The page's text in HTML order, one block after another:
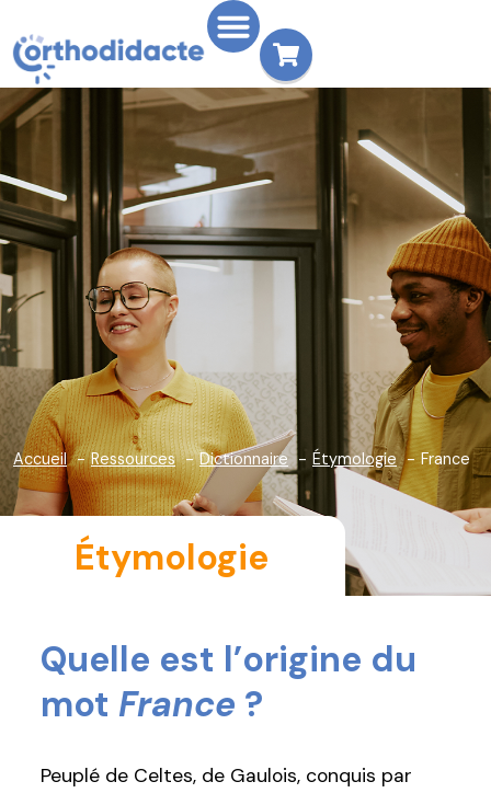
Accueil Ressources Dictionnaire Étymologie France
Étymologie
Quelle est l’origine du
mot France ?
Peuplé de Celtes, de Gaulois, conquis par